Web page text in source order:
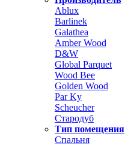
Ablux
Barlinek
Galathea
Amber Wood
D&W
Global Parquet
Wood Bee
Golden Wood
Par Ky
Scheucher
Стародуб
Тип помещения
Спальня